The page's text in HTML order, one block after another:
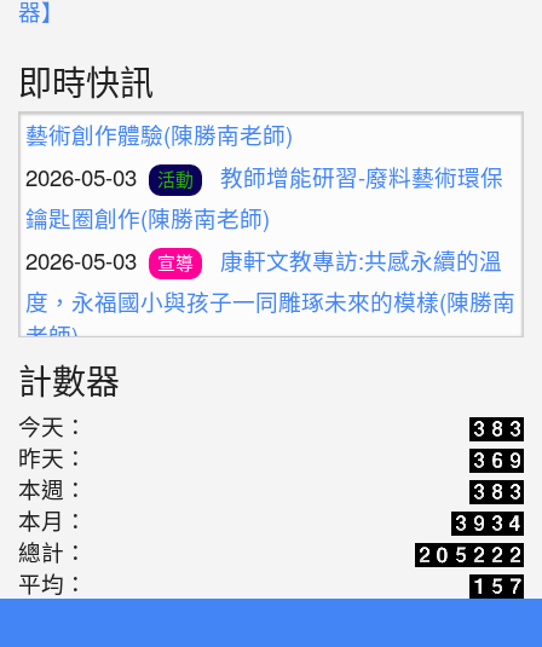
器】
即時快訊
2026-05-10
藝術創作體驗(陳勝南老師)
2026-05-03 活動
教師增能研習-廢料藝術環保
鑰匙圈創作(陳勝南老師)
2026-05-03 宣導
康軒文教專訪:共感永續的溫
度，永福國小與孩子一同雕琢未來的模樣(陳勝南
老師)
2026-04-14
2026-03-16
歡迎光臨解憂百貨公司(施婷
婷老師)
2026-05-10
新北候用校長參訪團之廢料
藝術創作體驗(陳勝南老師)
計數器
今天：
昨天：
本週：
本月：
總計：
平均：